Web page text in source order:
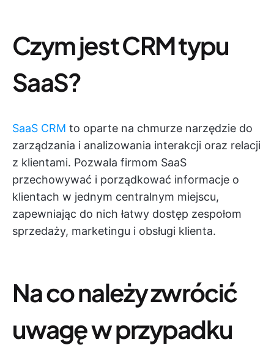
Czym jest CRM typu
SaaS?
SaaS CRM to oparte na chmurze narzędzie do
zarządzania i analizowania interakcji oraz relacji
z klientami. Pozwala firmom SaaS
przechowywać i porządkować informacje o
klientach w jednym centralnym miejscu,
zapewniając do nich łatwy dostęp zespołom
sprzedaży, marketingu i obsługi klienta.
Na co należy zwrócić
uwagę w przypadku